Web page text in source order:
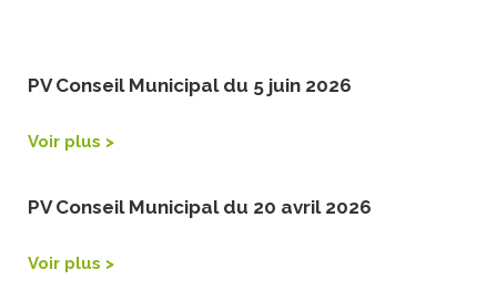
PV Conseil Municipal du 5 juin 2026
Voir plus >
PV Conseil Municipal du 20 avril 2026
Voir plus >